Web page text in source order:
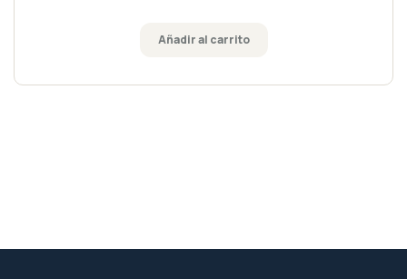
Añadir al carrito